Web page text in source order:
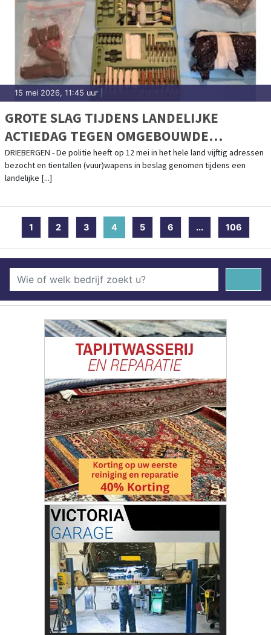
15 mei 2026, 11:45 uur
GROTE SLAG TIJDENS LANDELIJKE
ACTIEDAG TEGEN OMGEBOUWDE
ALARMPISTOLEN
DRIEBERGEN - De politie heeft op 12 mei in het hele land vijftig adressen
bezocht en tientallen (vuur)wapens in beslag genomen tijdens een
landelijke [...]
1 2 3 4 (current)
5 6 ... 106